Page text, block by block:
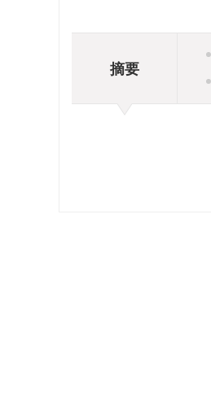
摘要